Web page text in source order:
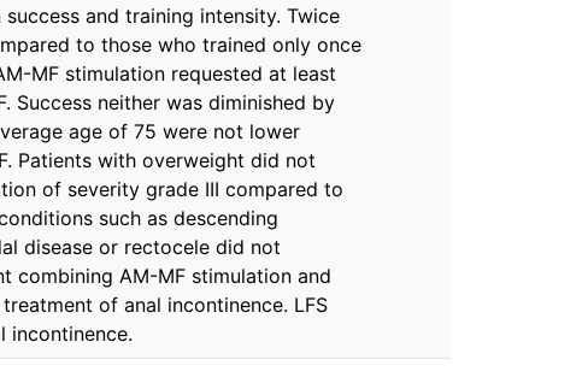
and training intensity. Twice
to those who trained only once
MF stimulation requested at least
Success neither was diminished by
age of 75 were not lower
Patients with overweight did not
of severity grade III compared to
such as descending
disease or rectocele did not
combining AM-MF stimulation and
of anal incontinence. LFS
incontinence.